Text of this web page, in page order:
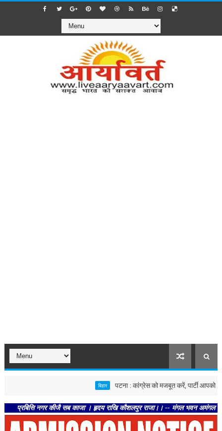
पटना : कांग्रेस को मजबूत करें, पार्टी आपको मजबूत
नगर कीजै सब काजा । हृदय राखि कौशलपुर राजा।। -- मंगल भवन अमंगल हारी।